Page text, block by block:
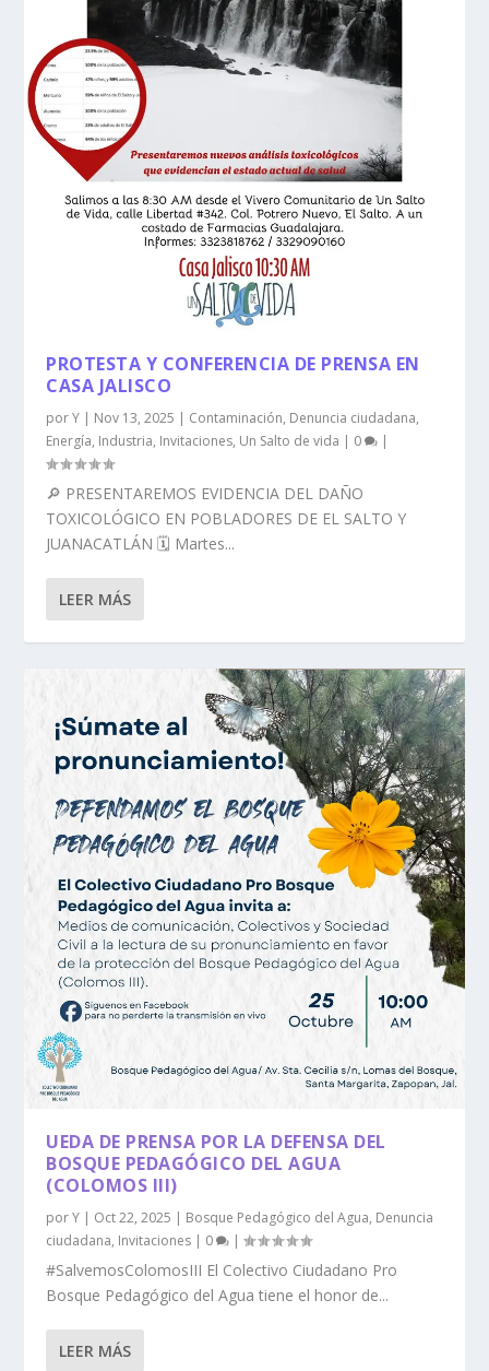
PROTESTA Y CONFERENCIA DE PRENSA EN
CASA JALISCO
porY | Nov 13, 2025 | Contaminación, Denuncia ciudadana,
Energía, Industria, Invitaciones, Un Salto de vida | 0 |
🔎 PRESENTAREMOS EVIDENCIA DEL DAÑO
TOXICOLÓGICO EN POBLADORES DE EL SALTO Y
JUANACATLÁN 🗓 Martes...
LEER MÁS
UEDA DE PRENSA POR LA DEFENSA DEL
BOSQUE PEDAGÓGICO DEL AGUA
(COLOMOS III)
porY | Oct 22, 2025 | Bosque Pedagógico del Agua, Denuncia
ciudadana, Invitaciones | 0 |
#SalvemosColomosIII El Colectivo Ciudadano Pro
Bosque Pedagógico del Agua tiene el honor de...
LEER MÁS